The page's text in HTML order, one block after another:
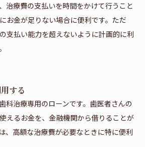
治療費の支払いを時間をかけて行うこと
お金が足りない場合に便利です。ただ
支払い能力を超えないように計画的に利
する
科治療専用のローンです。歯医者さんの
えるお金を、金融機関から借りることが
、高額な治療費が必要なときに特に便利